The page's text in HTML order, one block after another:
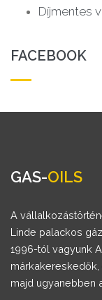
Díjmentes
FACEBOOK
GAS-OILS
A
Linde palackos
1996-tól vagyunk
márkakereskedők,
majd ugyanebben